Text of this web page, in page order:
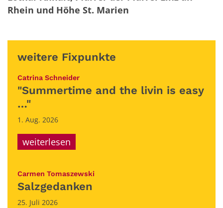
Rhein und Höhe St. Marien
weitere Fixpunkte
Catrina Schneider:
"Summertime and the livin is easy
…"
1. Aug. 2026
weiterlesen
Carmen Tomaszewski:
Salzgedanken
25. Juli 2026